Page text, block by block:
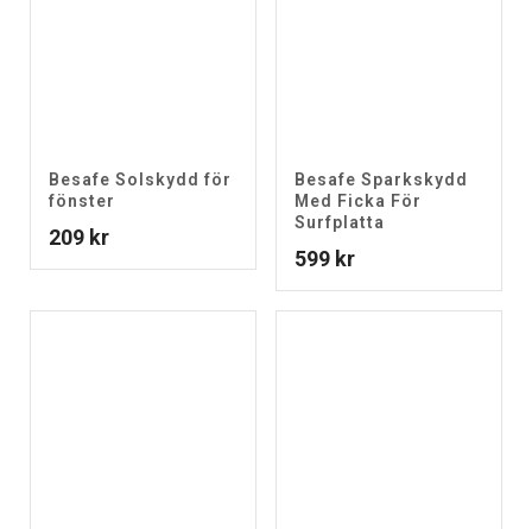
Besafe Solskydd för
fönster
209 kr
Besafe Sparkskydd
Med Ficka För
Surfplatta
599 kr